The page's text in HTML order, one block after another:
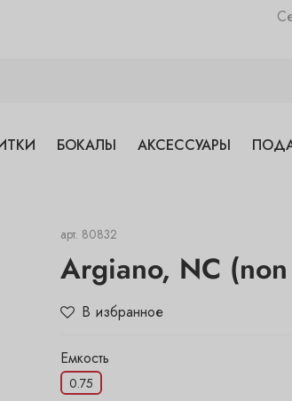
БОКАЛЫ АКСЕССУАРЫ
арт. 80832
Argiano, NC
В избранное
Емкость
0.75